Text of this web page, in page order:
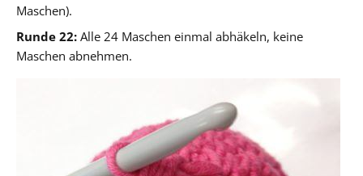
Maschen).
Runde 22: Alle 24 Maschen einmal abhäkeln, keine
Maschen abnehmen.